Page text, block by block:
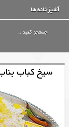
آشپزخانه ها
سیخ کباب بناب طول 75 سانت